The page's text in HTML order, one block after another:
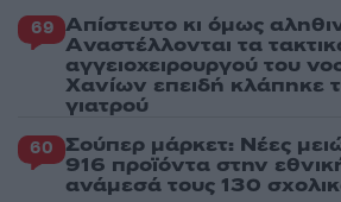
69 Απίστευτο κι όμως
Aναστέλλονται τα
αγγειοχειρουργού του
Χανίων επειδή κλάπηκε
γιατρού
60 Σούπερ μάρκετ: Νέες
916 προϊόντα στην
ανάμεσά τους 130